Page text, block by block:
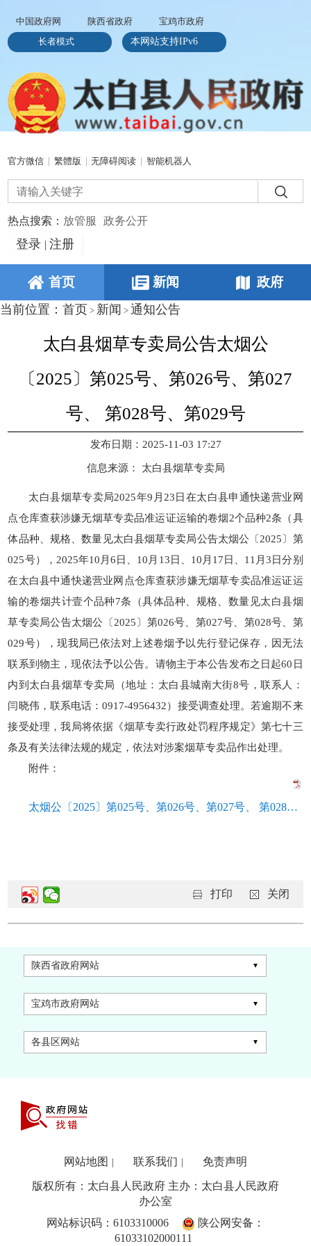
中国政府网 陕西省政府
宝鸡市政府
长者模式
本网站支持IPv6
官方微信 繁體版 无障碍阅读 智能机器人
热点搜索： 放管服 政务公开
登录 注册
首页 新闻 政府
当前位置： 首页 > 新闻 > 通知公告
太白县烟草专卖局公告太烟公
〔2025〕第025号、第026号、第027
号、 第028号、第029号
发布日期：2025-11-03 17:27
信息来源： 太白县烟草专卖局
太白县烟草专卖局2025年9月23日在太白县申通快递营业网
点仓库查获涉嫌无烟草专卖品准运证运输的卷烟2个品种2条（具
体品种、规格、数量见太白县烟草专卖局公告太烟公〔2025〕第
025号），2025年10月6日、10月13日、10月17日、11月3日分别
在太白县中通快递营业网点仓库查获涉嫌无烟草专卖品准运证运
输的卷烟共计壹个品种7条（具体品种、规格、数量见太白县烟
草专卖局公告太烟公〔2025〕第026号、第027号、第028号、第
029号），现我局已依法对上述卷烟予以先行登记保存，因无法
联系到物主，现依法予以公告。请物主于本公告发布之日起60日
内到太白县烟草专卖局（地址：太白县城南大街8号，联系人：
闫晓伟，联系电话：0917-4956432）接受调查处理。若逾期不来
接受处理，我局将依据《烟草专卖行政处罚程序规定》第七十三
条及有关法律法规的规定，依法对涉案烟草专卖品作出处理。
附件：
太烟公〔2025〕第025号、第026号、第027号、 第028号、第029号.pdf
打印 关闭
陕西省政府网站
宝鸡市政府网站
各县区网站
网站地图 联系我们 免责声明
版权所有：太白县人民政府 主办：太白县人民政府
办公室
网站标识码：6103310006
陕公网安备：
61033102000111